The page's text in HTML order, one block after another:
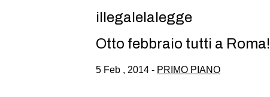
illegalelalegge
Otto febbraio tutti a Roma!
5 Feb , 2014 - PRIMO PIANO